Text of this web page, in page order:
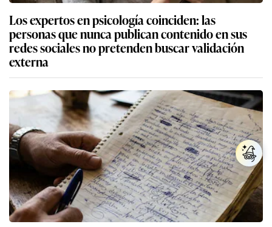
Los expertos en psicología coinciden: las
personas que nunca publican contenido en sus
redes sociales no pretenden buscar validación
externa